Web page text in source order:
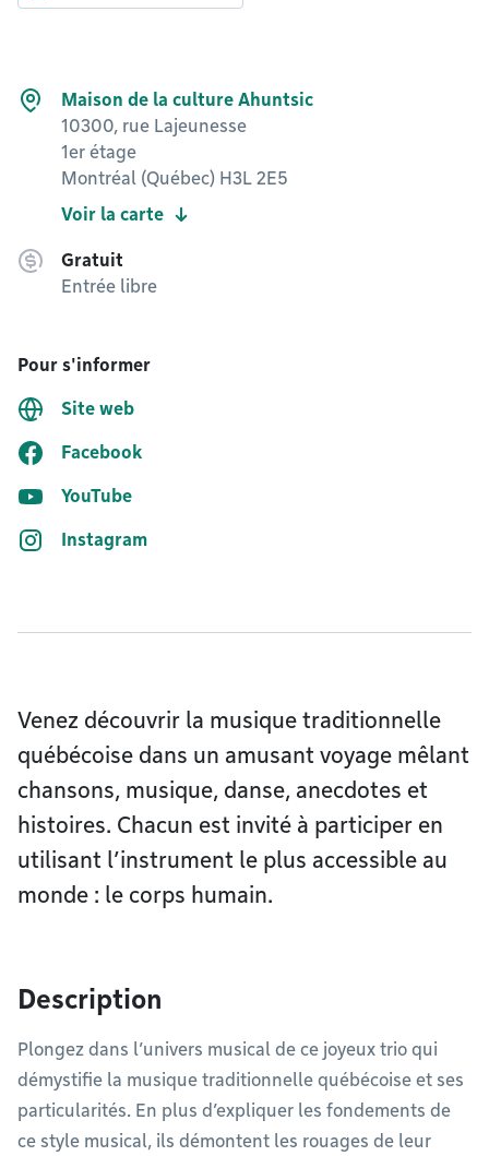
Maison de la culture Ahuntsic
10300, rue Lajeunesse
1er étage
Montréal (Québec) H3L 2E5
Voir la carte
Gratuit
Entrée libre
Pour s'informer
Site web
Facebook
YouTube
Instagram
Venez découvrir la musique traditionnelle
québécoise dans un amusant voyage mêlant
chansons, musique, danse, anecdotes et
histoires. Chacun est invité à participer en
utilisant l’instrument le plus accessible au
monde : le corps humain.
Description
Plongez dans l’univers musical de ce joyeux trio qui
démystifie la musique traditionnelle québécoise et ses
particularités. En plus d’expliquer les fondements de
ce style musical, ils démontent les rouages de leur